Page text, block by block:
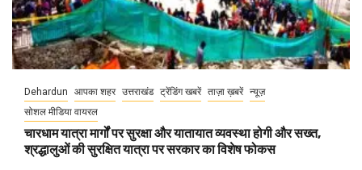
Dehardun आपका शहर उत्तराखंड ट्रेंडिंग खबरें ताज़ा ख़बरें न्यूज़
सोशल मीडिया वायरल
चारधाम यात्रा मार्गों पर सुरक्षा और यातायात व्यवस्था होगी और सख्त,
श्रद्धालुओं की सुरक्षित यात्रा पर सरकार का विशेष फोकस